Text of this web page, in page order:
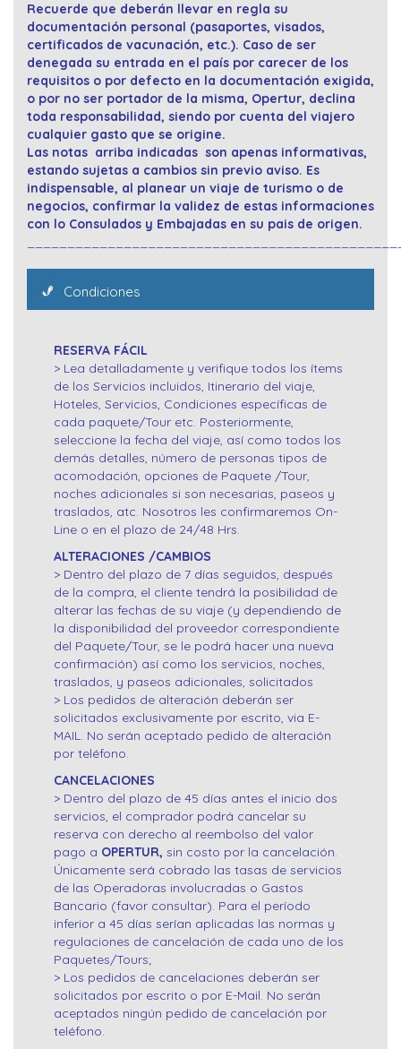
Recuerde que deberán llevar en regla su
documentación personal (pasaportes, visados,
certificados de vacunación, etc.). Caso de ser
denegada su entrada en el país por carecer de los
requisitos o por defecto en la documentación exigida,
o por no ser portador de la misma, Opertur, declina
toda responsabilidad, siendo por cuenta del viajero
cualquier gasto que se origine.
Las notas arriba indicadas son apenas informativas,
estando sujetas a cambios sin previo aviso. Es
indispensable, al planear un viaje de turismo o de
negocios, confirmar la validez de estas informaciones
con lo Consulados y Embajadas en su pais de origen.
Condiciones
RESERVA FÁCIL
> Lea detalladamente y verifique todos los ítems
de los Servicios incluidos, Itinerario del viaje,
Hoteles, Servicios, Condiciones específicas de
cada paquete/Tour etc. Posteriormente,
seleccione la fecha del viaje, así como todos los
demás detalles, número de personas tipos de
acomodación, opciones de Paquete /Tour,
noches adicionales si son necesarias, paseos y
traslados, atc. Nosotros les confirmaremos On-
Line o en el plazo de 24/48 Hrs.
ALTERACIONES /CAMBIOS
> Dentro del plazo de 7 días seguidos, después
de la compra, el cliente tendrá la posibilidad de
alterar las fechas de su viaje (y dependiendo de
la disponibilidad del proveedor correspondiente
del Paquete/Tour, se le podrá hacer una nueva
confirmación) así como los servicios, noches,
traslados, y paseos adicionales, solicitados
> Los pedidos de alteración deberán ser
solicitados exclusivamente por escrito, via E-
MAIL. No serán aceptado pedido de alteración
por teléfono.
CANCELACIONES
> Dentro del plazo de 45 días antes el inicio dos
servicios, el comprador podrá cancelar su
reserva con derecho al reembolso del valor
pago a OPERTUR, sin costo por la cancelación.
Únicamente será cobrado las tasas de servicios
de las Operadoras involucradas o Gastos
Bancario (favor consultar). Para el período
inferior a 45 días serían aplicadas las normas y
regulaciones de cancelación de cada uno de los
Paquetes/Tours;
> Los pedidos de cancelaciones deberán ser
solicitados por escrito o por E-Mail. No serán
aceptados ningún pedido de cancelación por
teléfono.